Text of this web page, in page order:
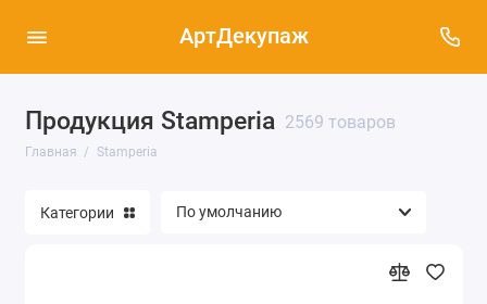
АртДекупаж
Продукция Stamperia 2569 товаров
Главная Stamperia
Категории